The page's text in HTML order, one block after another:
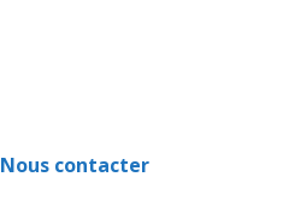
Nous contacter